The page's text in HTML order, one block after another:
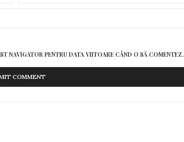
NAVIGATOR PENTRU DATA VIITOARE CÂND O SĂ COMENTEZ.